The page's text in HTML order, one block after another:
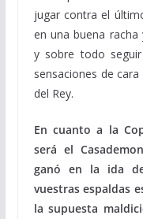
jugar contra el
en una buena
y sobre todo
sensaciones de
del Rey.
En cuanto a la
será el
ganó en la ida
vuestras espaldas
la supuesta